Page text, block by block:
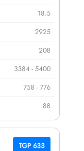
18.5
2925
208
3384 - 5400
758 - 776
88
TGP 633